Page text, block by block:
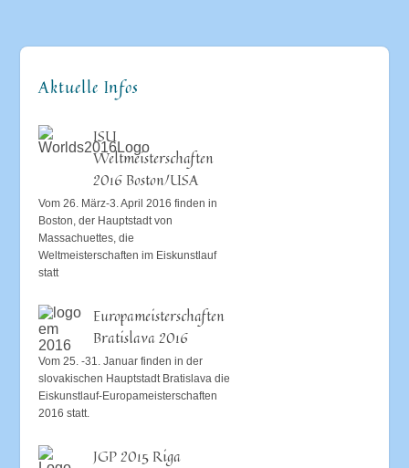
Aktuelle Infos
ISU
Weltmeisterschaften
2016 Boston/USA
Vom 26. März-3. April 2016 finden in
Boston, der Hauptstadt von
Massachuettes, die
Weltmeisterschaften im Eiskunstlauf
statt
Europameisterschaften
Bratislava 2016
Vom 25. -31. Januar finden in der
slovakischen Hauptstadt Bratislava die
Eiskunstlauf-Europameisterschaften
2016 statt.
JGP 2015 Riga